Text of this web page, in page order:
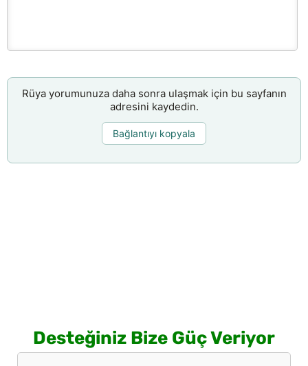
Rüya yorumunuza daha sonra ulaşmak için bu sayfanın
adresini kaydedin.
Bağlantıyı kopyala
Desteğiniz Bize Güç Veriyor